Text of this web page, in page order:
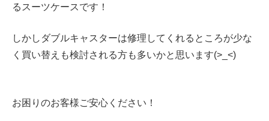
るスーツケースです！
しかしダブルキャスターは修理してくれるところが少な
く買い替えも検討される方も多いかと思います(>_<)
お困りのお客様ご安心ください！